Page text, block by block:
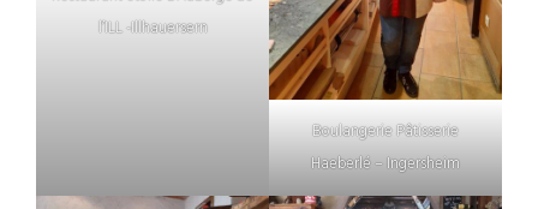
l’ILL -Illhauersern
Boulangerie Pâtisserie
Haeberlé – Ingersheim